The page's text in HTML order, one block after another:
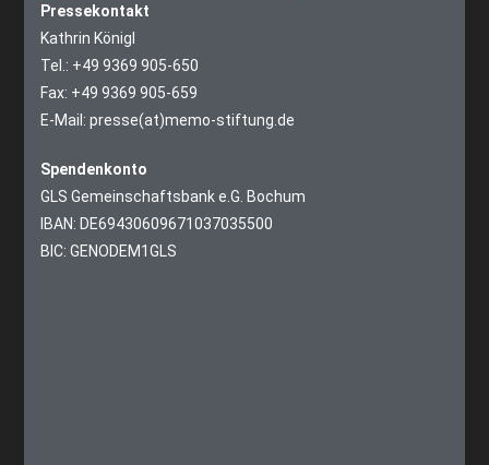
Pressekontakt
Kathrin Königl
Tel.: +49 9369 905-650
Fax: +49 9369 905-659
E-Mail: presse(at)memo-stiftung.de
Spendenkonto
GLS Gemeinschaftsbank e.G. Bochum
IBAN: DE69430609671037035500
BIC: GENODEM1GLS